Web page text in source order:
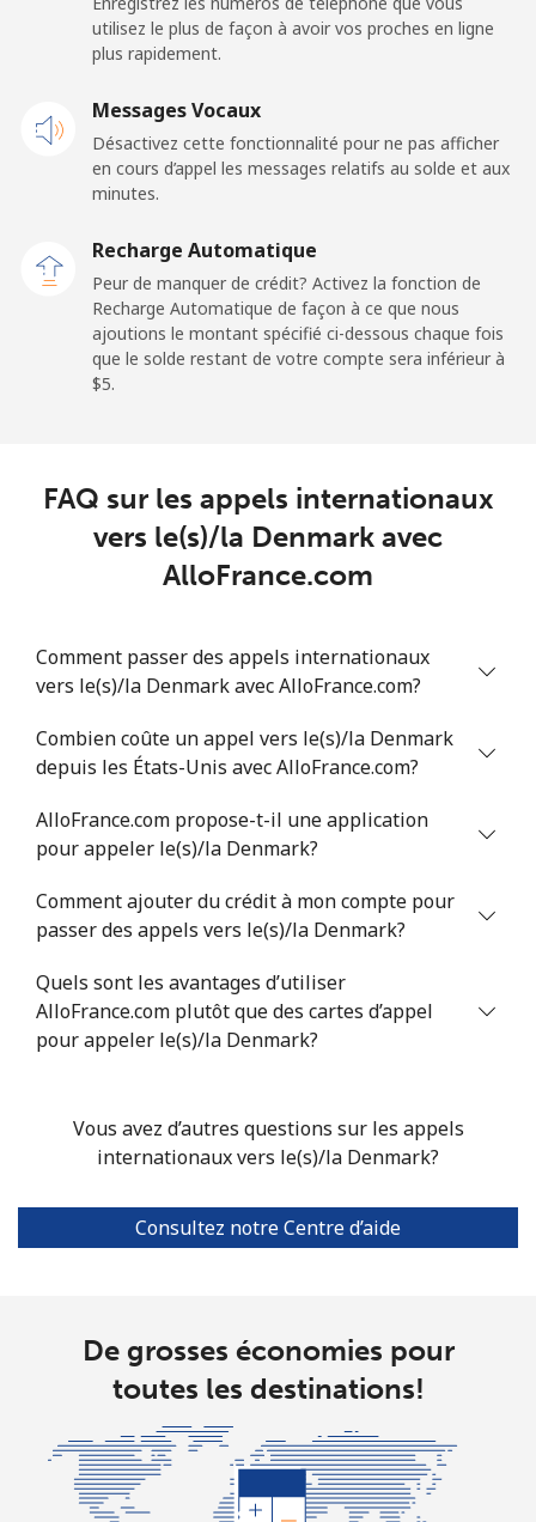
Ligne fixe ⁦29.9¢⁩ 16 min pour ⁦$5⁩
⁦31.5¢⁩
Dominican Republic
Ligne fixe
Mobile ⁦15.5¢⁩ 32 min pour ⁦$5⁩
utilisez le plus de façon à avoir vos proches en ligne
plus rapidement.
Messages Vocaux
Désactivez cette fonctionnalité pour ne pas afficher
en cours d’appel les messages relatifs au solde et aux
minutes.
Recharge Automatique
Peur de manquer de crédit? Activez la fonction de
Recharge Automatique de façon à ce que nous
ajoutions le montant spécifié ci-dessous chaque fois
que le solde restant de votre compte sera inférieur à
⁦$5⁩.
FAQ sur les appels internationaux
vers le(s)/la Denmark avec
AlloFrance.com
Comment passer des appels internationaux
vers le(s)/la Denmark avec AlloFrance.com?
Combien coûte un appel vers le(s)/la Denmark
depuis les États-Unis avec AlloFrance.com?
AlloFrance.com propose-t-il une application
pour appeler le(s)/la Denmark?
Comment ajouter du crédit à mon compte pour
passer des appels vers le(s)/la Denmark?
Quels sont les avantages d’utiliser
AlloFrance.com plutôt que des cartes d’appel
pour appeler le(s)/la Denmark?
Vous avez d’autres questions sur les appels
internationaux vers le(s)/la Denmark?
Consultez notre Centre d’aide
De grosses économies pour
toutes les destinations!